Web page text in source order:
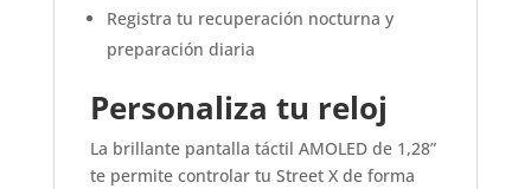
Registra tu recuperación nocturna y
preparación diaria
Personaliza tu reloj
La brillante pantalla táctil AMOLED de 1,28”
te permite controlar tu Street X de forma